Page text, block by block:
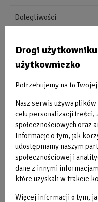
Dolegliwości
Cennik
Obraz
bez
opisu
Drogi
użytkowniczko
Potrzebujemy na to Twojej
Nasz serwis używa
celu personalizacji treści,
społecznościowych oraz
Informacje o tym, jak
udostępniamy naszym
społecznościowej i
dane z innymi
które uzyskali w trakcie
Więcej informacji o tym,